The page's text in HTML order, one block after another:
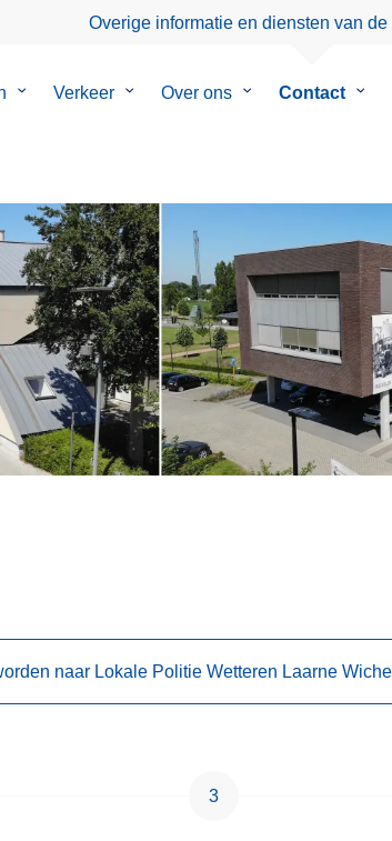
Overige informatie en diensten van de
Submenu
Verkeer
SubmenuOver ons
Submenu
Contact
naar Lokale Politie Wetteren Laarne